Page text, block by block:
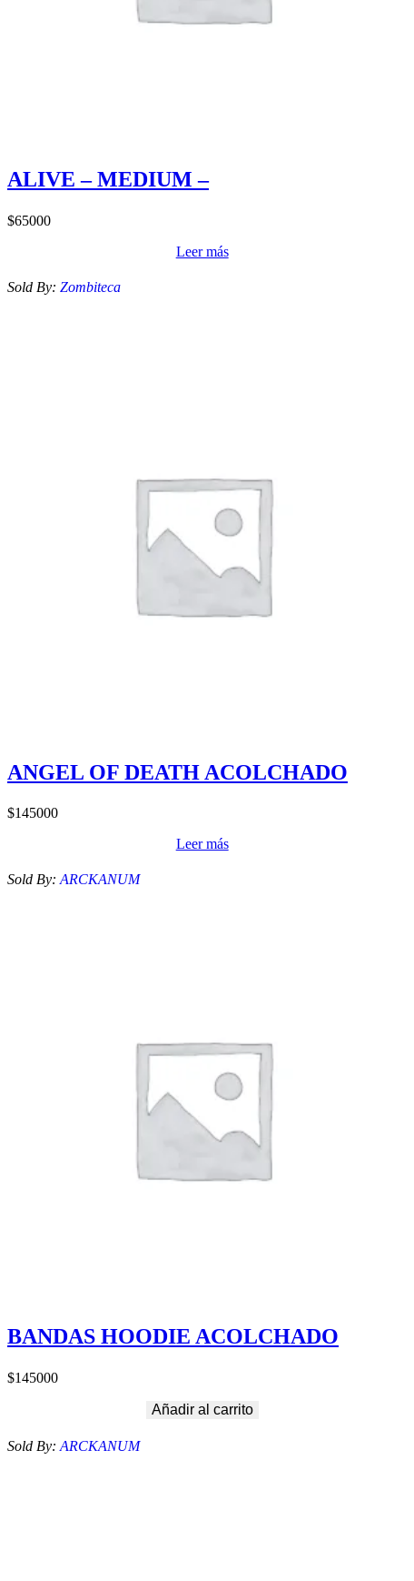
ALIVE – MEDIUM –
$65000
Leer más
Sold By: Zombiteca
ANGEL OF DEATH ACOLCHADO
$145000
Leer más
Sold By:ARCKANUM
BANDAS HOODIE ACOLCHADO
$145000
Añadir al carrito
Sold By: ARCKANUM